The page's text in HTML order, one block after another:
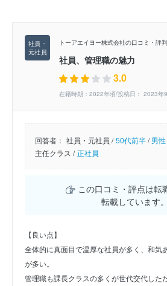
トーアエイヨー株式会社の口コミ・評判
社員、管理職の魅力
3.0
在籍時期：2022年頃/投稿日： 2023年
回答者： 社員・元社員 / 50代前半/男性
主任クラス / 正社員
この口コミ・評点は転
転載しています。
【良い点】
全体的に真面目で温厚な社員が多く、和気
が多い。
管理職も課長クラスの多くが世代交代した